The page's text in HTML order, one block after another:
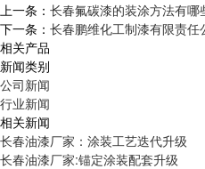
上一条： 长春氟碳漆的装涂方法有哪
下一条： 长春鹏维化工制漆有限责任
相关产品
新闻类别
公司新闻
行业新闻
相关新闻
长春油漆厂家：涂装工艺迭代升级
长春油漆厂家:锚定涂装配套升级